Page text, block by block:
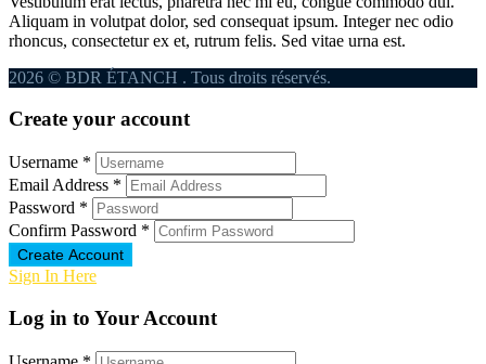
Aliquam in volutpat dolor, sed consequat ipsum. Integer nec odio
rhoncus, consectetur ex et, rutrum felis. Sed vitae urna est.
2026 © BDR ÉTANCH . Tous droits réservés.
Create your account
Username *
Email Address *
Password *
Confirm Password *
Create Account
Sign In Here
Log in to Your Account